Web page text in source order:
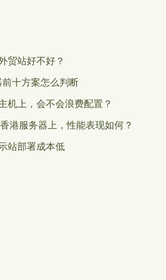
贸站好不好？
十方案怎么判断
机上，会不会浪费配置？
港服务器上，性能表现如何？
站部署成本低